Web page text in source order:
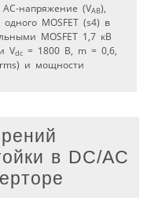
напряжение (VAB),
MOSFET (s4) в
MOSFET 1,7 кВ
Vdc = 1800 В, m = 0,6,
и мощности
в DC/AC